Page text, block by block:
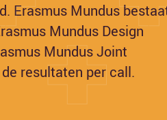
Erasmus Mundus
Mundus Design
Mundus Joint
resultaten per call.